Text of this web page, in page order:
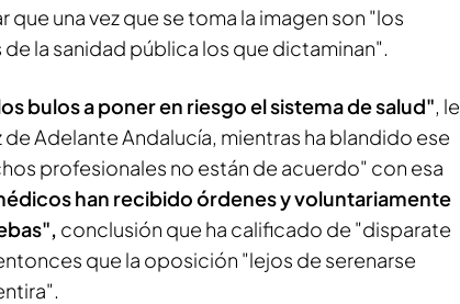
una vez que se toma la imagen son "los
la sanidad pública los que dictaminan".
bulos a poner en riesgo el sistema de salud", le
Adelante Andalucía, mientras ha blandido ese
profesionales no están de acuerdo" con esa
han recibido órdenes y voluntariamente
conclusión que ha calificado de "disparate
que la oposición "lejos de serenarse